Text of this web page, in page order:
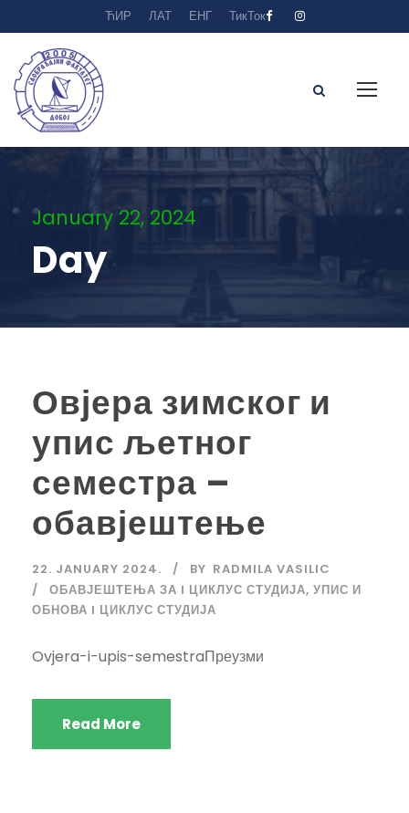
ЋИР ЛАТ ЕНГ ТикТок
January 22, 2024
Day
Овјера зимског и
упис љетног
семестра –
обавјештење
22. JANUARY 2024. BY RADMILA VASILIC
ОБАВЈЕШТЕЊА ЗА I ЦИКЛУС СТУДИЈА, УПИС И
ОБНОВА I ЦИКЛУС СТУДИЈА
Ovjera-i-upis-semestraПреузми
Read More